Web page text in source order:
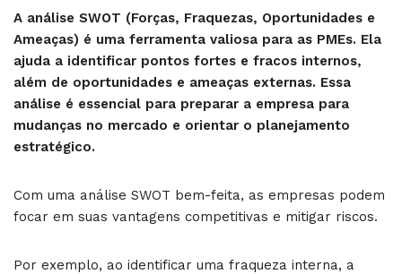
A análise SWOT (Forças, Fraquezas, Oportunidades e
Ameaças) é uma ferramenta valiosa para as PMEs. Ela
ajuda a identificar pontos fortes e fracos internos,
além de oportunidades e ameaças externas. Essa
análise é essencial para preparar a empresa para
mudanças no mercado e orientar o planejamento
estratégico.
Com uma análise SWOT bem-feita, as empresas podem
focar em suas vantagens competitivas e mitigar riscos.
Por exemplo, ao identificar uma fraqueza interna, a